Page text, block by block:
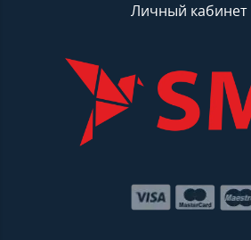
Личный кабинет